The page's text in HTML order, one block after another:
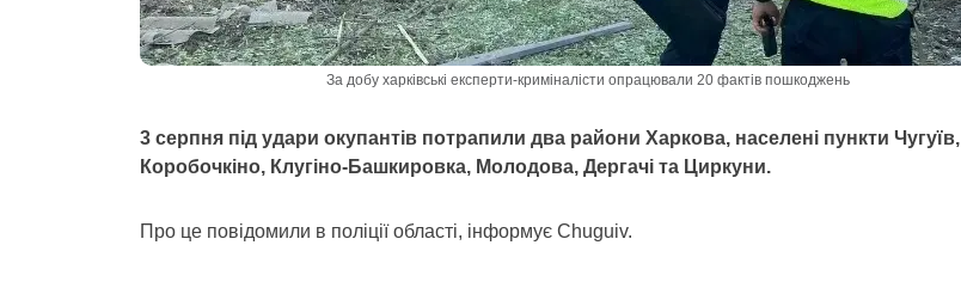
За добу харківські експерти-криміналісти опрацювали 20 фактів пошкоджень
3 серпня під удари окупантів потрапили два райони Харкова, населені пункти Чугуїв,
Коробочкіно, Клугіно-Башкировка, Молодова, Дергачі та Циркуни.
Про це повідомили в поліції області, інформує Chuguiv.